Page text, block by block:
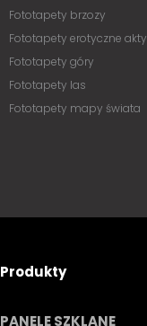
Fototapety brzozy
Fototapety erotyczne akty
Fototapety góry
Fototapety las
Fototapety mapy świata
Produkty
PANELE SZKLANE